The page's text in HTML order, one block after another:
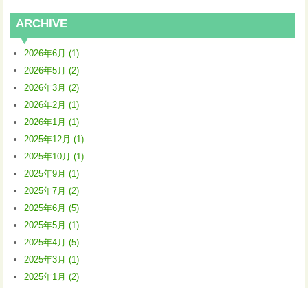
ARCHIVE
2026年6月 (1)
2026年5月 (2)
2026年3月 (2)
2026年2月 (1)
2026年1月 (1)
2025年12月 (1)
2025年10月 (1)
2025年9月 (1)
2025年7月 (2)
2025年6月 (5)
2025年5月 (1)
2025年4月 (5)
2025年3月 (1)
2025年1月 (2)